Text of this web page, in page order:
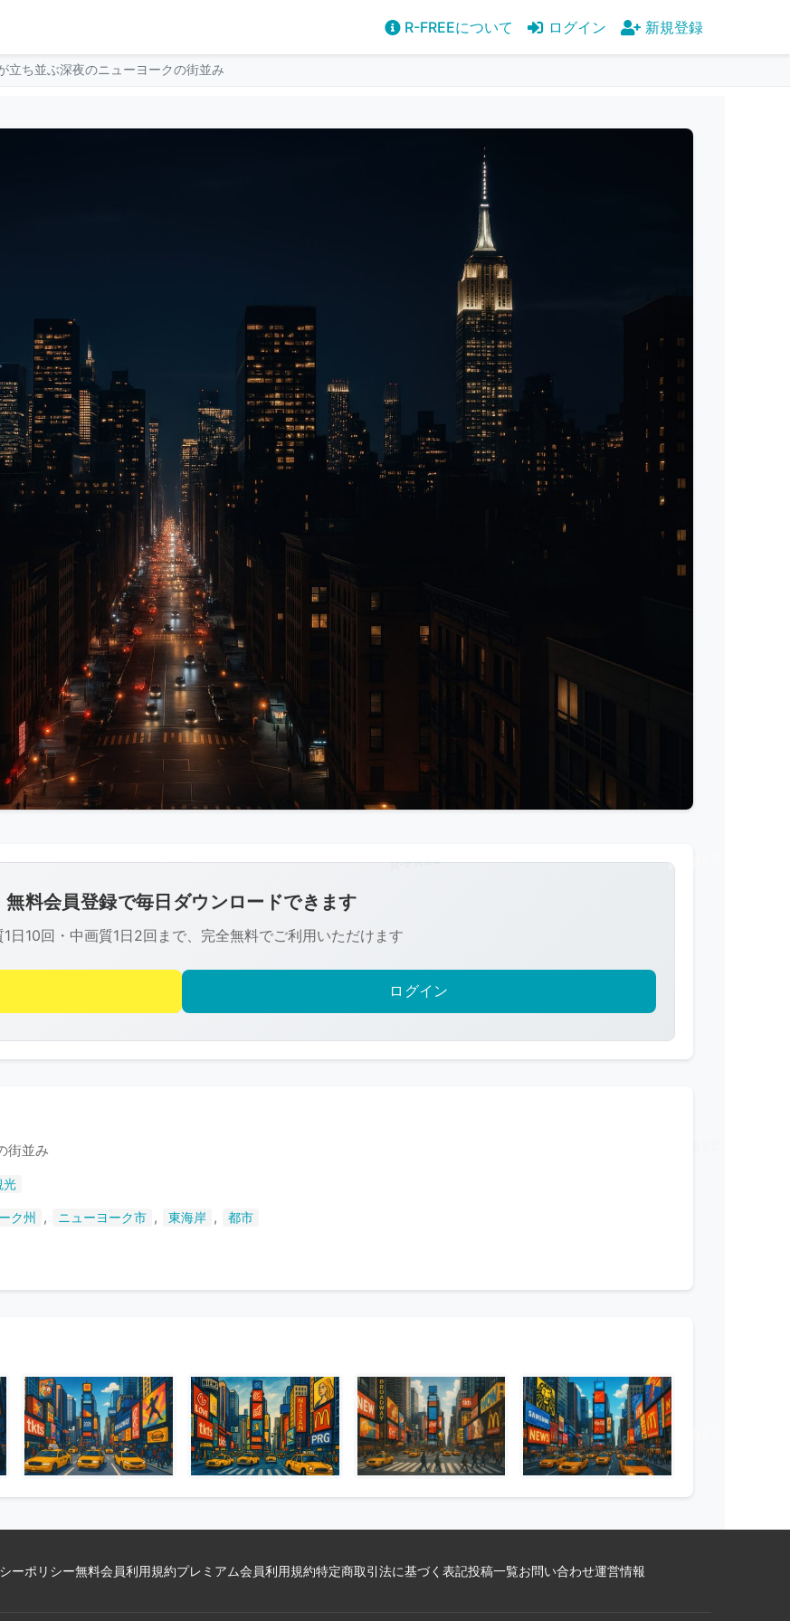
R-FREEについて ログイン 新規登録
立ち並ぶ深夜のニューヨークの街並み
像
R-
FREE
著
作
権
て
無料会員登録で毎日ダウンロードできます
1日10回・中画質1日2回まで、完全無料でご利用いただけます
ログイン
街並み
光
ク州 , ニューヨーク市 , 東海岸 , 都市
ーポリシー無料会員利用規約プレミアム会員利用規約特定商取引法に基づく表記投稿一覧お問い合わせ運営情報